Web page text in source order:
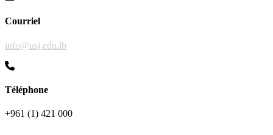
Courriel
info@usj.edu.lb
Téléphone
+961 (1) 421 000